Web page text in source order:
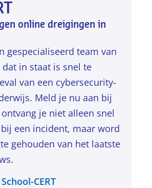
online dreigingen in
gespecialiseerd team van
in staat is snel te
van een cybersecurity-
Meld je nu aan bij
ontvang je niet alleen snel
een incident, maar word
gehouden van het laatste
CERT